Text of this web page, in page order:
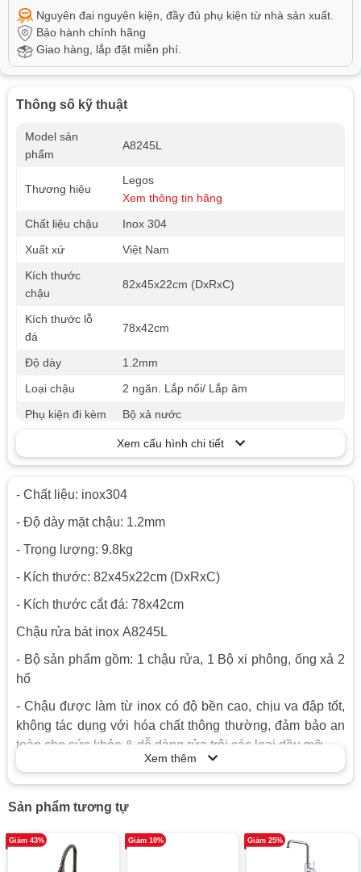
Nguyên đai nguyên kiện, đầy đủ phụ kiện từ nhà sản xuất.
Bảo hành chính hãng
Giao hàng, lắp đặt miễn phí.
Thông số kỹ thuật
Model sản
phẩm
A8245L
Thương hiệu
Legos
Xem thông tin hãng
Chất liệu chậu
Inox 304
Xuất xứ
Việt Nam
Kích thước
chậu
82x45x22cm (DxRxC)
Kích thước lỗ
đá
78x42cm
Độ dày
1.2mm
Loại chậu
2 ngăn. Lắp nổi/ Lắp âm
Phụ kiện đi kèm
Bộ xả nước
Xem cấu hình chi tiết
- Chất liệu: inox304
- Độ dày mặt chậu: 1.2mm
- Trọng lượng: 9.8kg
- Kích thước: 82x45x22cm (DxRxC)
- Kích thước cắt đá: 78x42cm
Chậu rửa bát inox A8245L
- Bộ sản phẩm gồm: 1 chậu rửa, 1 Bộ xi phông, ống xả 2
hố
- Chậu được làm từ inox có độ bền cao, chịu va đập tốt,
không tác dụng với hóa chất thông thường, đảm bảo an
toàn cho sức khỏe & dễ dàng rửa trôi các loại dầu mỡ.
- Sản phẩm có tính năng chống ồn, hạn chế ngưng tụ
bếp hay rửa rau củ một cách thoải mái, dễ dàng.
- Bảo hành inox: 5 năm
Xem thêm
Sản phẩm tương tự
Giảm 43% Giảm 10% Giảm 25%